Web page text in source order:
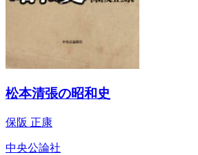
松本清張の昭和史
保阪 正康
中央公論社